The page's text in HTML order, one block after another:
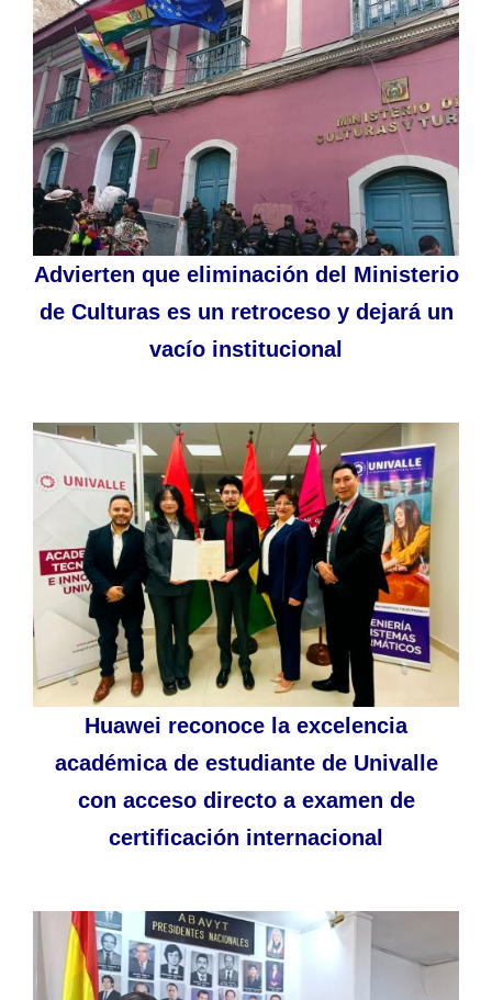
Advierten que eliminación del Ministerio
de Culturas es un retroceso y dejará un
vacío institucional
Huawei reconoce la excelencia
académica de estudiante de Univalle
con acceso directo a examen de
certificación internacional